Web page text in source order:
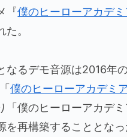
『僕のヒーローアカデミ
。
なるデモ音源は2016年
僕のヒーローアカデミ
「僕のヒーローアカデ
を再構築することとな